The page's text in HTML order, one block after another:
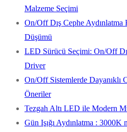
Malzeme Seçimi
On/Off Dış Cephe Aydınlatma
Düşümü
LED Sürücü Seçimi: On/Off
Driver
On/Off Sistemlerde Dayanıklı
Öneriler
Tezgah Altı LED ile Modern
Gün Işığı Aydınlatma : 3000K